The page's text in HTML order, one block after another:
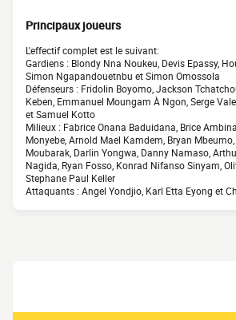
Principaux joueurs
L'effectif complet est le suivant:
Gardiens : Blondy Nna Noukeu, Devis Epassy,
Simon Ngapandouetnbu et Simon Omossola
Défenseurs : Fridolin Boyomo, Jackson
Keben, Emmanuel Moungam À Ngon, Serge
et Samuel Kotto
Milieux : Fabrice Onana Baduidana, Brice
Monyebe, Arnold Mael Kamdem, Bryan
Moubarak, Darlin Yongwa, Danny Namaso,
Nagida, Ryan Fosso, Konrad Nifanso Sinyam,
Stephane Paul Keller
Attaquants : Angel Yondjio, Karl Etta Eyong et